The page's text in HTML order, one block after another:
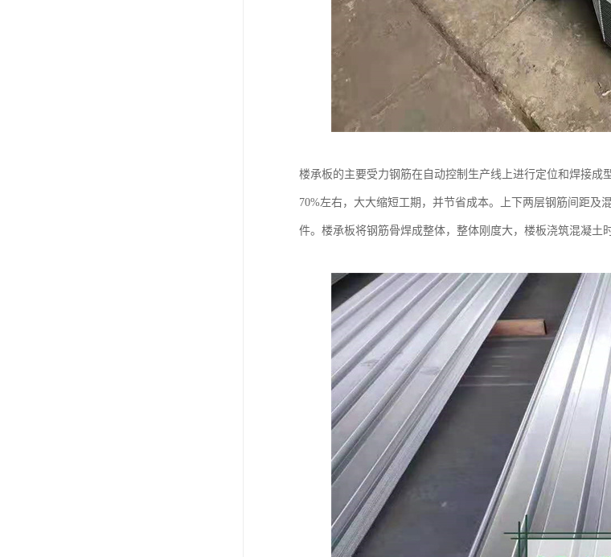
楼承板的主要受力钢筋在自动控制生产线上进行定位和焊接
70%左右，大大缩短工期，并节省成本。上下两层钢筋间距
件。楼承板将钢筋骨焊成整体，整体刚度大，楼板浇筑混凝土